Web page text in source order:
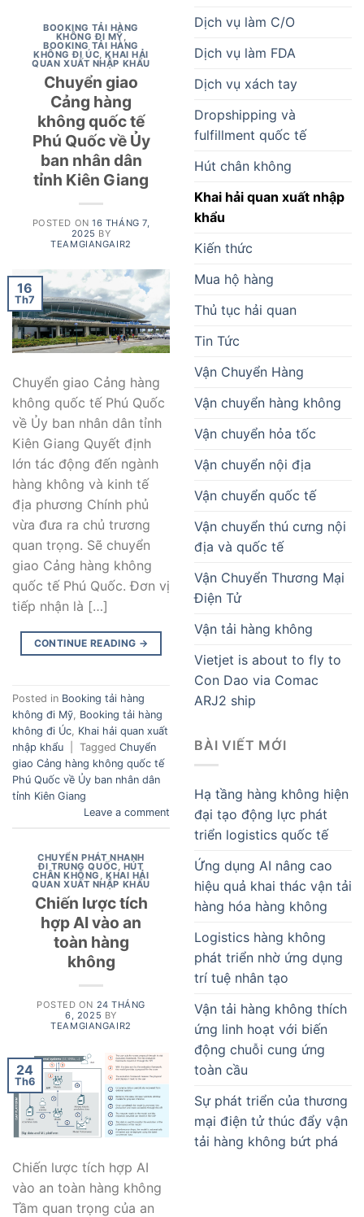
BOOKING TẢI HÀNG
KHÔNG ĐI MỸ,
BOOKING TẢI HÀNG
KHÔNG ĐI ÚC,KHAI HẢI
QUAN XUẤT NHẬP KHẨU
Chuyển giao
Cảng hàng
không quốc tế
Phú Quốc về Ủy
ban nhân dân
tỉnh Kiên Giang
POSTED ON16 THÁNG 7,
2025 BY
TEAMGIANGAIR2
16
Th7
Chuyển giao Cảng hàng
không quốc tế Phú Quốc
về Ủy ban nhân dân tỉnh
Kiên Giang Quyết định
lớn tác động đến ngành
hàng không và kinh tế
địa phương Chính phủ
vừa đưa ra chủ trương
quan trọng. Sẽ chuyển
giao Cảng hàng không
quốc tế Phú Quốc. Đơn vị
tiếp nhận là […]
CONTINUE READING →
Posted in Booking tải hàng
không đi Mỹ Booking tải hàng
không đi Úc Khai hải quan xuất
nhập khẩu
Tagged Chuyển
giao Cảng hàng không quốc tế
Phú Quốc về Ủy ban nhân dân
tỉnh Kiên Giang
Leave a comment
CHUYỂN PHÁT NHANH
ĐI TRUNG QUỐC HÚT
CHÂN KHÔNG ,KHAI HẢI
QUAN XUẤT NHẬP KHẨU
Chiến lược tích
hợp AI vào an
toàn hàng
không
POSTED ON 24 THÁNG
6, 2025 BY
TEAMGIANGAIR2
24
Th6
Chiến lược tích hợp AI
vào an toàn hàng không
Tầm quan trọng của an
Dịch vụ làm C/O
Dịch vụ làm FDA
Dịch vụ xách tay
Dropshipping và
fulfillment quốc tế
Hút chân không
Khai hải quan xuất nhập
khẩu
Kiến thức
Mua hộ hàng
Thủ tục hải quan
Tin Tức
Vận Chuyển Hàng
Vận chuyển hàng không
Vận chuyển hỏa tốc
Vận chuyển nội địa
Vận chuyển quốc tế
Vận chuyển thú cưng nội
địa và quốc tế
Vận Chuyển Thương Mại
Điện Tử
Vận tải hàng không
Vietjet is about to fly to
Con Dao via Comac
ARJ2 ship
BÀI VIẾT MỚI
Hạ tầng hàng không hiện
đại tạo động lực phát
triển logistics quốc tế
Ứng dụng AI nâng cao
hiệu quả khai thác vận tải
hàng hóa hàng không
Logistics hàng không
phát triển nhờ ứng dụng
trí tuệ nhân tạo
Vận tải hàng không thích
ứng linh hoạt với biến
động chuỗi cung ứng
toàn cầu
Sự phát triển của thương
mại điện tử thúc đẩy vận
tải hàng không bứt phá